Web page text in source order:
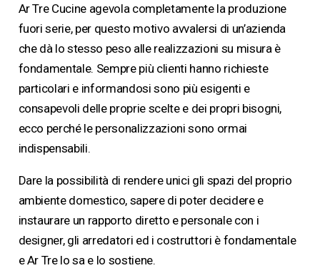
Ar Tre Cucine agevola completamente la produzione
fuori serie, per questo motivo avvalersi di un’azienda
che dà lo stesso peso alle realizzazioni su misura è
fondamentale. Sempre più clienti hanno richieste
particolari e informandosi sono più esigenti e
consapevoli delle proprie scelte e dei propri bisogni,
ecco perché le personalizzazioni sono ormai
indispensabili.
Dare la possibilità di rendere unici gli spazi del proprio
ambiente domestico, sapere di poter decidere e
instaurare un rapporto diretto e personale con i
designer, gli arredatori ed i costruttori è fondamentale
e Ar Tre lo sa e lo sostiene.